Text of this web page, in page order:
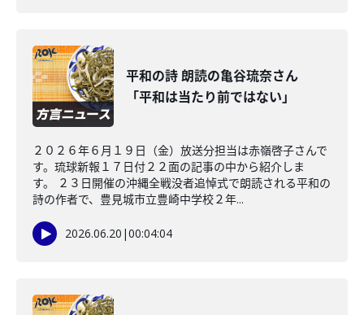
平和の詩 朗読の亀谷琉奈さん
「平和は当たり前ではない」
２０２６年６月１９日（金）放送分担当は赤嶺啓子さんで
す。琉球新報１７日付２２面の記事の中から紹介しま
す。 ２３日開催の沖縄全戦没者追悼式で朗読される平和の
詩の作者で、豊見城市立豊崎中学校２年...
2026.06.20 |00:04:04